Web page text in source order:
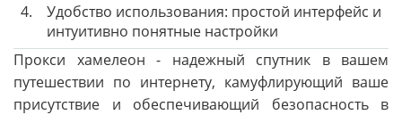
4.
Удобство использования: простой интерфейс и
интуитивно понятные настройки
Прокси хамелеон - надежный спутник в вашем
путешествии по интернету, камуфлирующий ваше
присутствие и обеспечивающий безопасность в